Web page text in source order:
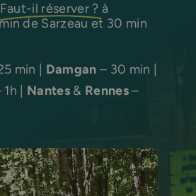
Faut-il réserver ? à
de Sarzeau et 30 min
min | Damgan – 30 min |
1h | Nantes& Rennes–